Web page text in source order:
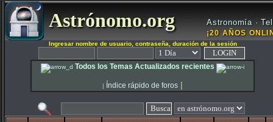
Astrónomo.org Astronomía ·
¡20 AÑOS
Ingresar nombre de usuario, contraseña, duración de la sesión
Todos los Temas Actualizados recientes
| Índice rápido de foros |